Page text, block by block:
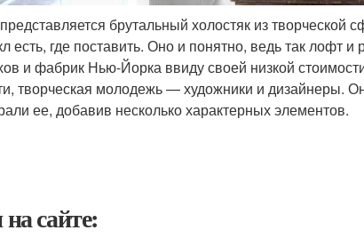
брутальный холостяк из творческой
есть, где поставить. Оно и понятно, ведь так лофт и
и фабрик Нью-Йорка ввиду своей низкой
творческая молодежь — художники и дизайнеры.
ее, добавив несколько характерных элементов.
сайте: